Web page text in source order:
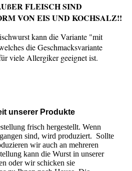
FLEISCH SIND
VON EIS UND KOCHSALZ!!
kann die Variante "mit
die Geschmacksvariante
viele Allergiker geeignet ist.
unserer Produkte
frisch hergestellt. Wenn
sind, wird produziert. Sollte
wir auch an mehreren
kann die Wurst in unserer
oder wir schicken sie